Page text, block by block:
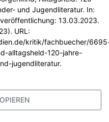
und Jugendliteratur. In:
13.03.2023.
URL:
kritik/fachbuecher/
alltagsheld-120-jahre-
jugendliteratur.